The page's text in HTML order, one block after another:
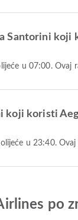
Santorini koji
u 07:00.
koji koristi
u 23:40.
po